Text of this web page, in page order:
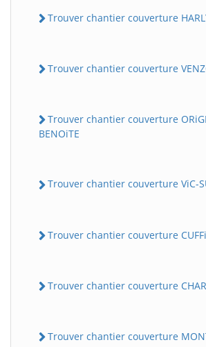
Trouver chantier couverture
Trouver chantier couverture
Trouver chantier couverture
BENOiTE
Trouver chantier couverture ViC-
Trouver chantier couverture
Trouver chantier couverture
Trouver chantier couverture